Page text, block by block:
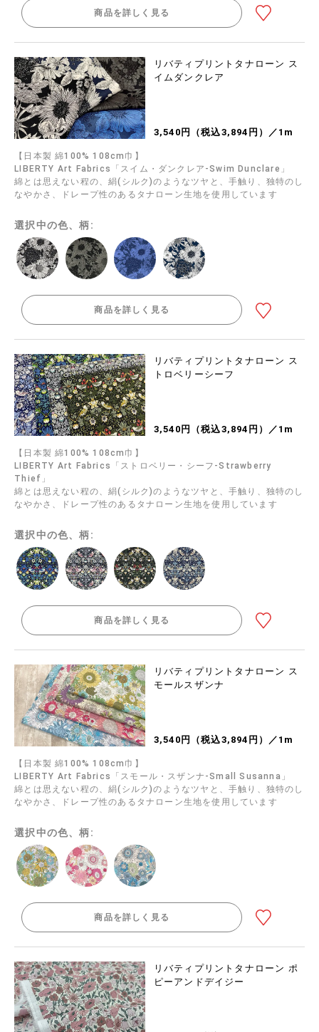
商品を詳しく見る
リバティプリントタナローン ス
イムダンクレア
3,540円（税込3,894円）／1m
【日本製 綿100% 108cm巾】
LIBERTY Art Fabrics「スイム・ダンクレア-Swim Dunclare」
綿とは思えない程の、絹(シルク)のようなツヤと、手触り、独特のし
なやかさ、ドレープ性のあるタナローン生地を使用しています
選択中の色、柄:
商品を詳しく見る
リバティプリントタナローン ス
トロベリーシーフ
3,540円（税込3,894円）／1m
【日本製 綿100% 108cm巾】
LIBERTY Art Fabrics「ストロベリー・シーフ-Strawberry
Thief」
綿とは思えない程の、絹(シルク)のようなツヤと、手触り、独特のし
なやかさ、ドレープ性のあるタナローン生地を使用しています
選択中の色、柄:
商品を詳しく見る
リバティプリントタナローン ス
モールスザンナ
3,540円（税込3,894円）／1m
【日本製 綿100% 108cm巾】
LIBERTY Art Fabrics「スモール・スザンナ-Small Susanna」
綿とは思えない程の、絹(シルク)のようなツヤと、手触り、独特のし
なやかさ、ドレープ性のあるタナローン生地を使用しています
選択中の色、柄:
商品を詳しく見る
リバティプリントタナローン ポ
ピーアンドデイジー